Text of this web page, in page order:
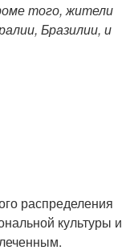
того, жители
Бразилии, и
распределения
культуры и